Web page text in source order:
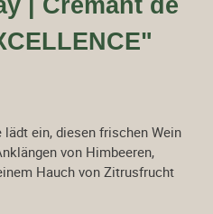
| Crémant de
ein, diesen frischen Wein
von Himbeeren,
Hauch von Zitrusfrucht